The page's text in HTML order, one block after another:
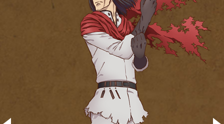
SPECIAL